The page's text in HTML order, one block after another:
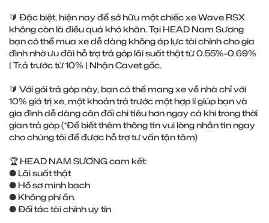
🔰 Đặc biệt, hiện nay để sở hữu một chiếc xe Wave RSX
không còn là điều quá khó khăn. Tại HEAD Nam Sương
bạn có thể mua xe dễ dàng không áp lực tài chính cho gia
đình nhờ ưu đãi hỗ trợ trả góp lãi suất thật từ 0.55%-0.69%
| Tr.ả trước từ 10% | Nhận Cavet gốc.
🔰 Với gói trả góp này, bạn có thể mang xe về nhà chỉ với
10% giá trị xe, một khoản trả trước một hợp lí giúp bạn và
gia đình dễ dàng cân đối chi tiêu hơn ngay cả khi trong thời
gian trả góp (*Để biết thêm thông tin vui lòng nhắn tin ngay
cho chúng tôi để được hỗ trợ tư vấn tận tâm)
🏆 HEAD NAM SƯƠNG cam kết:
● Lãi suất thật
● Hồ sơ minh bạch
● Không phí ẩn.
● Đối tác tài chính uy tín